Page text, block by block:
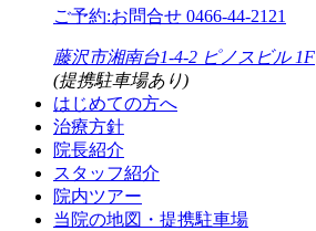
ご予約:お問合せ 0466-44-2121
藤沢市湘南台1-4-2 ピノスビル 1F
(提携駐車場あり)
はじめての方へ
治療方針
院長紹介
スタッフ紹介
院内ツアー
当院の地図・提携駐車場